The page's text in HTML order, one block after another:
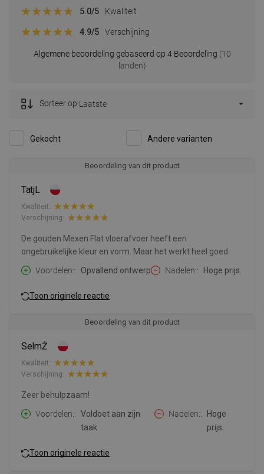
Algemene beoordeling gebaseerd op 4 Beoordeling (10
landen)
5.0/5 Kwaliteit
4.9/5 Verschijning
Gekocht Andere varianten
Sorteer op:Laatste
Beoordeling van dit product
TatjL
Kwaliteit:
Verschijning:
De gouden Mexen Flat vloerafvoer heeft een
ongebruikelijke kleur en vorm. Maar het werkt heel goed.
Voordelen:
Opvallend ontwerp Nadelen: Hoge prijs.
Toon originele reactie
Beoordeling van dit product
SelmŻ
Kwaliteit:
Verschijning:
Zeer behulpzaam!
Voordelen:
Voldoet aan zijn
taak
Nadelen:
Hoge
prijs.
Toon originele reactie